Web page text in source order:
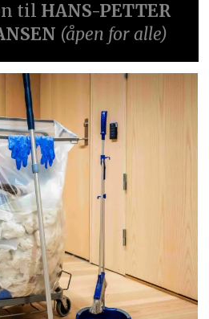
til HANS-PETTER
(åpen for alle)